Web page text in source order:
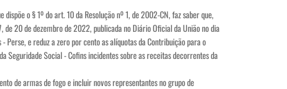
dispõe o § 1º do art. 10 da Resolução nº 1, de 2002-CN, faz saber que,
20 de dezembro de 2022, publicada no Diário Oficial da União no dia
Perse, e reduz a zero por cento as alíquotas da Contribuição para o
Seguridade Social - Cofins incidentes sobre as receitas decorrentes da
de armas de fogo e incluir novos representantes no grupo de